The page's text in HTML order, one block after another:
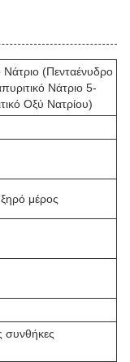
Νάτριο (Πενταένυδρο
Νάτριο 5-
Οξύ Νατρίου)
μέρος
συνθήκες